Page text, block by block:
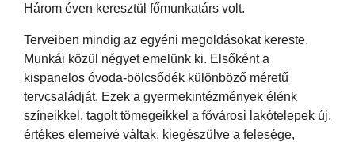
Három éven keresztül főmunkatárs volt.
Terveiben mindig az egyéni megoldásokat kereste.
Munkái közül négyet emelünk ki. Elsőként a
kispanelos óvoda-bölcsődék különböző méretű
tervcsaládját. Ezek a gyermekintézmények élénk
színeikkel, tagolt tömegeikkel a fővárosi lakótelepek új,
értékes elemeivé váltak, kiegészülve a felesége,